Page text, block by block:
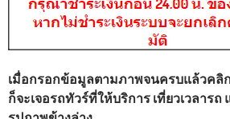
เมื่อกรอกข้อมูลตามภาพจนครบแล้วคลิ
ก็จะเจอรถทัวร์ที่ให้บริการ เที่ยวเวลารถ